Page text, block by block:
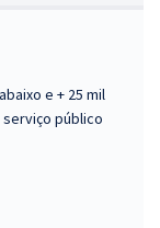
e + 25 mil
público